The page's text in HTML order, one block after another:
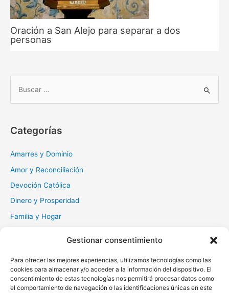
Gestionar consentimiento
Para ofrecer las mejores experiencias, utilizamos tecnologías como las
cookies para almacenar y/o acceder a la información del dispositivo. El
consentimiento de estas tecnologías nos permitirá procesar datos como
el comportamiento de navegación o las identificaciones únicas en este
Oración a San Alejo para separar a dos
personas
r
Categorías
Amarres y Dominio
Amor y Reconciliación
Devoción Católica
Dinero y Prosperidad
Familia y Hogar
Muerte y Difuntos
Oraciones Diarias